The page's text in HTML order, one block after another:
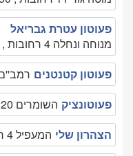
פעוטון עטרת גבריאל
מנוחה ונחלה 4 רחובות , 0526405654
פעוטון קטנטנים רמב''ם 61 רחובות ,
פעוטונציק השומרים 20 רחובות , 052-2223323
הצהרון שלי המעפיל 4 רחובות , 089474736